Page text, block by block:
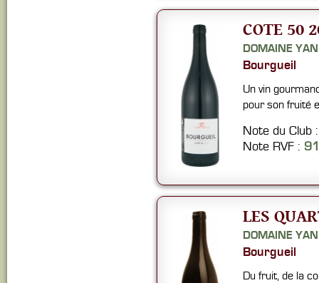
COTE 50
DOMAINE
Bourgueil
Un vin
pour son fruité
Note du Club
Note RVF :
LES
DOMAINE
Bourgueil
Du fruit, de la